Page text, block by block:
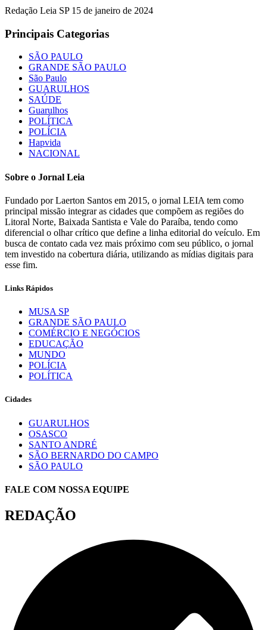
Redação Leia SP 15 de janeiro de 2024
Principais Categorias
SÃO PAULO
GRANDE SÃO PAULO
São Paulo
GUARULHOS
SAÚDE
Guarulhos
POLÍTICA
POLÍCIA
Hapvida
NACIONAL
Sobre o Jornal Leia
Fundado por Laerton Santos em 2015, o jornal LEIA tem como
principal missão integrar as cidades que compõem as regiões do
Litoral Norte, Baixada Santista e Vale do Paraíba, tendo como
diferencial o olhar crítico que define a linha editorial do veículo. Em
busca de contato cada vez mais próximo com seu público, o jornal
tem investido na cobertura diária, utilizando as mídias digitais para
esse fim.
Links Rápidos
MUSA SP
GRANDE SÃO PAULO
COMÉRCIO E NEGÓCIOS
EDUCAÇÃO
MUNDO
POLÍCIA
POLÍTICA
Cidades
GUARULHOS
OSASCO
SANTO ANDRÉ
SÃO BERNARDO DO CAMPO
SÃO PAULO
FALE COM NOSSA EQUIPE
REDAÇÃO